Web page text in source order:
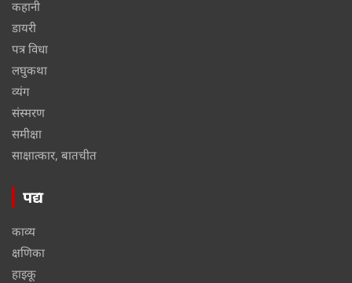
कहानी
डायरी
पत्र विधा
लघुकथा
व्यंग
संस्मरण
समीक्षा
साक्षात्कार, बातचीत
पद्य
काव्य
क्षणिका
हाइकू